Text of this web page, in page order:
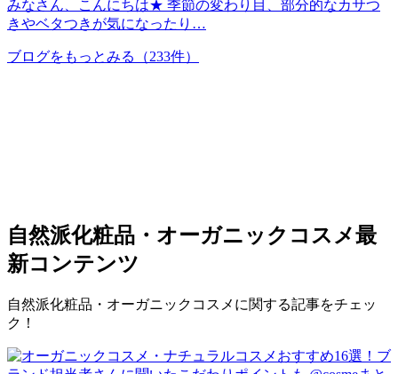
みなさん、こんにちは★ 季節の変わり目、部分的なカサつ
きやベタつきが気になったり…
ブログをもっとみる （233件）
自然派化粧品・オーガニックコスメ最
新コンテンツ
自然派化粧品・オーガニックコスメに関する記事をチェッ
ク！